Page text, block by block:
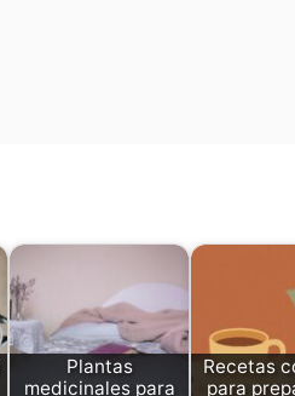
Plantas
medicinales para
Recetas
para